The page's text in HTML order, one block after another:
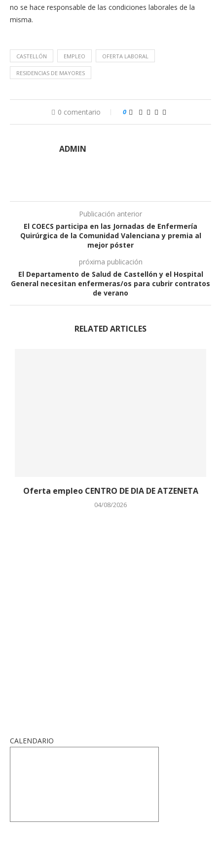
no se hace responsable de las condiciones laborales de la
misma.
CASTELLÓN EMPLEO OFERTA LABORAL
RESIDENCIAS DE MAYORES
0 comentario 0
ADMIN
Publicación anterior
El COECS participa en las Jornadas de Enfermería
Quirúrgica de la Comunidad Valenciana y premia al
mejor póster
próxima publicación
El Departamento de Salud de Castellón y el Hospital
General necesitan enfermeras/os para cubrir contratos
de verano
RELATED ARTICLES
Oferta empleo CENTRO DE DIA DE ATZENETA
04/08/2026
CALENDARIO